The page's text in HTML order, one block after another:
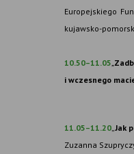
Europejskiego
kujawsko-
10.50–11.05
i wczesnego
11.05–11.20„ Jak
Zuzanna